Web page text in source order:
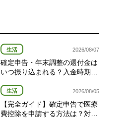
生活 2026/08/07
確定申告・年末調整の還付金は
いつ振り込まれる？入金時期と
生活 2026/08/05
【完全ガイド】確定申告で医療
費控除を申請する方法は？対象